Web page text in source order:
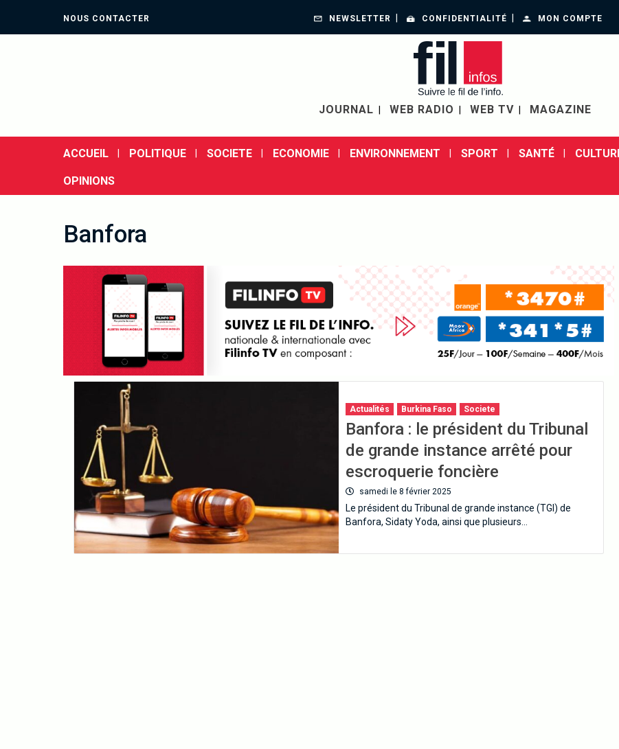
NOUS CONTACTER NEWSLETTER CONFIDENTIALITÉ MON COMPTE
JOURNAL WEB RADIO WEB TV MAGAZINE
ACCUEIL POLITIQUE SOCIETE ECONOMIE ENVIRONNEMENT SPORT SANTÉ CULTURE
OPINIONS
Banfora
Actualités Burkina Faso Societe
Banfora : le président du Tribunal
de grande instance arrêté pour
escroquerie foncière
samedi le 8 février 2025
Le président du Tribunal de grande instance (TGI) de
Banfora, Sidaty Yoda, ainsi que plusieurs…